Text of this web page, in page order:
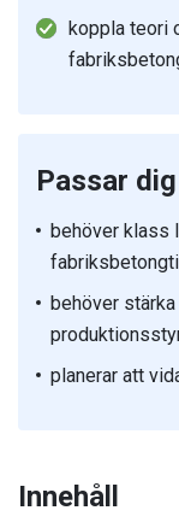
koppla teori
Passar
behöver klass
behöver
planerar att
Innehåll